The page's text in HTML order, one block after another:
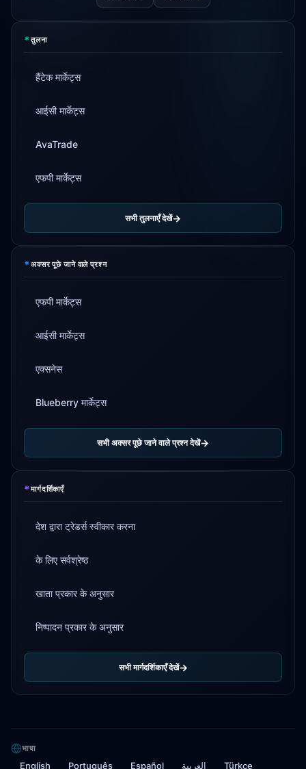
*तुलना
हैंटेक मार्केट्स
आईसी मार्केट्स
AvaTrade
एफपी मार्केट्स
सभी तुलनाएँ देखें
*अक्सर पूछे जाने वाले प्रश्न
एफपी मार्केट्स
आईसी मार्केट्स
एक्सनेस
Blueberry मार्केट्स
सभी अक्सर पूछे जाने वाले प्रश्न देखें
*मार्गदर्शिकाएँ
देश द्वारा ट्रेडर्स स्वीकार करना
के लिए सर्वश्रेष्ठ
खाता प्रकार के अनुसार
निष्पादन प्रकार के अनुसार
सभी मार्गदर्शिकाएँ देखें
भाषा
English Português Español العربية Türkçe